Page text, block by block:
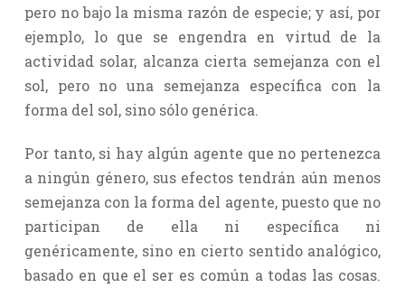
pero no bajo la misma razón de especie; y así, por
ejemplo, lo que se engendra en virtud de la
actividad solar, alcanza cierta semejanza con el
sol, pero no una semejanza específica con la
forma del sol, sino sólo genérica.
Por tanto, si hay algún agente que no pertenezca
a ningún género, sus efectos tendrán aún menos
semejanza con la forma del agente, puesto que no
participan de ella ni específica ni
genéricamente, sino en cierto sentido analógico,
basado en que el ser es común a todas las cosas.